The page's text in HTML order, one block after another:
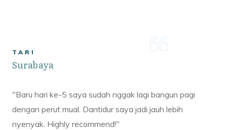
TARI
Surabaya
"Baru hari ke-5 saya sudah nggak lagi bangun pagi
dengan perut mual. Dantidur saya jadi jauh lebih
nyenyak. Highly recommend!"